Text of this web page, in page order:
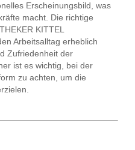
Erscheinungsbild, was
macht. Die richtige
KITTEL
Arbeitsalltag erheblich
Zufriedenheit der
ist es wichtig, bei der
zu achten, um die